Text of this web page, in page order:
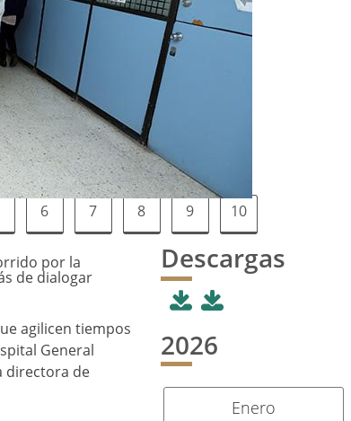
6 7 8 9 10
por la
de dialogar
agilicen tiempos
General
directora de
Descargas
2026
Enero